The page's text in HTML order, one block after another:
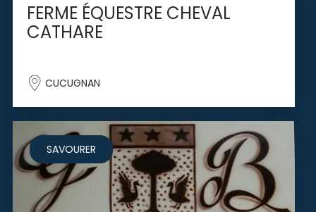
FERME ÉQUESTRE CHEVAL
CATHARE
CUCUGNAN
SAVOURER